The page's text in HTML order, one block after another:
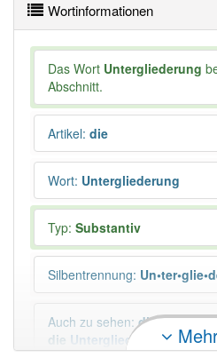
Wortinformationen
Das Wort Untergliederung
Abschnitt.
Artikel: die
Wort: Untergliederung
Typ: Substantiv
Silbentrennung:
Auch zu sehen: die
die Untergliederung